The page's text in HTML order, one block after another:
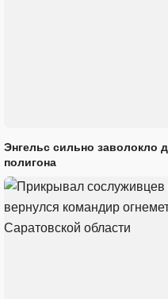
Энгельс сильно заволокло
полигона